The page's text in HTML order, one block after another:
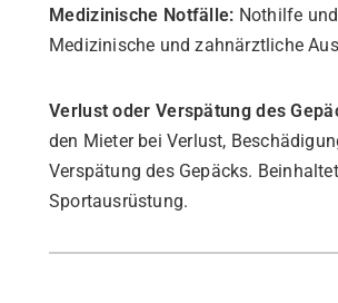
Medizinische Notfälle: Nothilfe
Medizinische und zahnärztliche
Verlust oder Verspätung des
den Mieter bei Verlust,
Verspätung des Gepäcks. Beinhaltet
Sportausrüstung.